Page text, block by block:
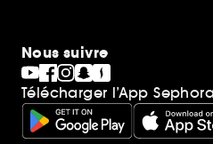
Nous suivre
Télécharger l’App Sephora